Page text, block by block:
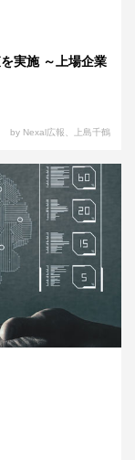
実施 ～上場企業
by Nexal広報、上島千鶴